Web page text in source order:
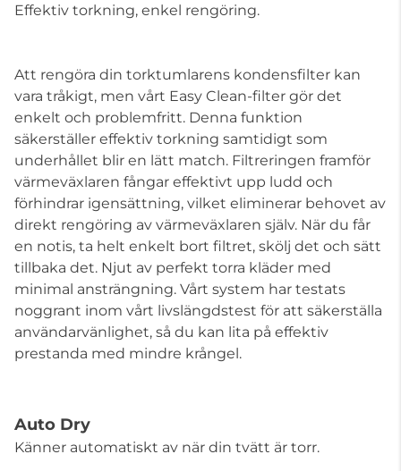
Effektiv torkning, enkel rengöring.
Att rengöra din torktumlarens kondensfilter kan
vara tråkigt, men vårt Easy Clean-filter gör det
enkelt och problemfritt. Denna funktion
säkerställer effektiv torkning samtidigt som
underhållet blir en lätt match. Filtreringen framför
värmeväxlaren fångar effektivt upp ludd och
förhindrar igensättning, vilket eliminerar behovet av
direkt rengöring av värmeväxlaren själv. När du får
en notis, ta helt enkelt bort filtret, skölj det och sätt
tillbaka det. Njut av perfekt torra kläder med
minimal ansträngning. Vårt system har testats
noggrant inom vårt livslängdstest för att säkerställa
användarvänlighet, så du kan lita på effektiv
prestanda med mindre krångel.
Auto Dry
Känner automatiskt av när din tvätt är torr.